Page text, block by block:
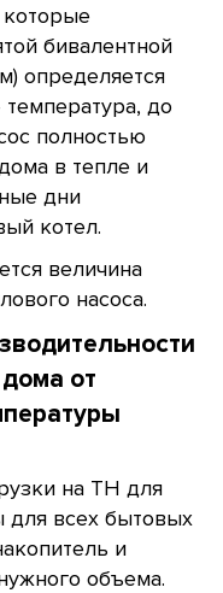
бивалентной
определяется
температура, до
полностью
в тепле и
дни
котел.
величина
насоса.
от
на ТН для
для всех бытовых
и
объема.